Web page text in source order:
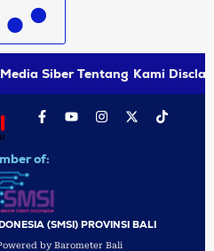
Siber Tentang Kami
of:
(SMSI) PROVINSI BALI
by Barometer Bali